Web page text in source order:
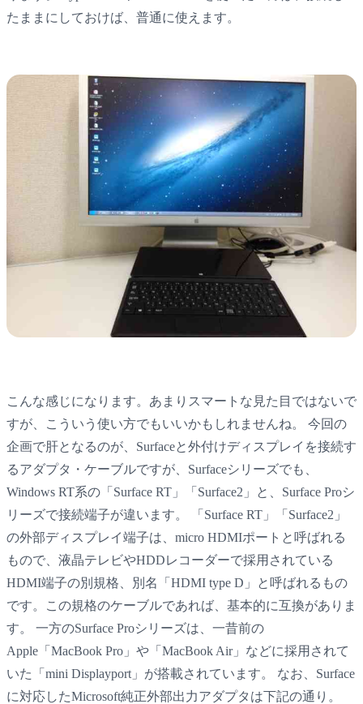
たままにしておけば、普通に使えます。
こんな感じになります。あまりスマートな見た目ではないで
すが、こういう使い方でもいいかもしれませんね。 今回の
企画で肝となるのが、Surfaceと外付けディスプレイを接続す
るアダプタ・ケーブルですが、Surfaceシリーズでも、
Windows RT系の「Surface RT」「Surface2」と、Surface Proシ
リーズで接続端子が違います。 「Surface RT」「Surface2」
の外部ディスプレイ端子は、micro HDMIポートと呼ばれる
もので、液晶テレビやHDDレコーダーで採用されている
HDMI端子の別規格、別名「HDMI type D」と呼ばれるもの
です。この規格のケーブルであれば、基本的に互換がありま
す。 一方のSurface Proシリーズは、一昔前の
Apple「MacBook Pro」や「MacBook Air」などに採用されて
いた「mini Displayport」が搭載されています。 なお、Surface
に対応したMicrosoft純正外部出力アダプタは下記の通り。